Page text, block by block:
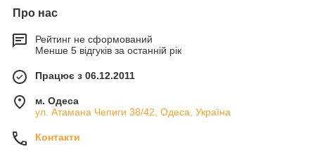
Про нас
Рейтинг не сформований
Менше 5 відгуків за останній рік
Працює з 06.12.2011
м. Одеса
ул. Атамана Чепиги 38/42, Одеса, Україна
Контакти